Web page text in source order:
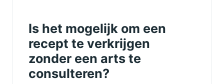
Is het mogelijk om een
recept te verkrijgen
zonder een arts te
consulteren?